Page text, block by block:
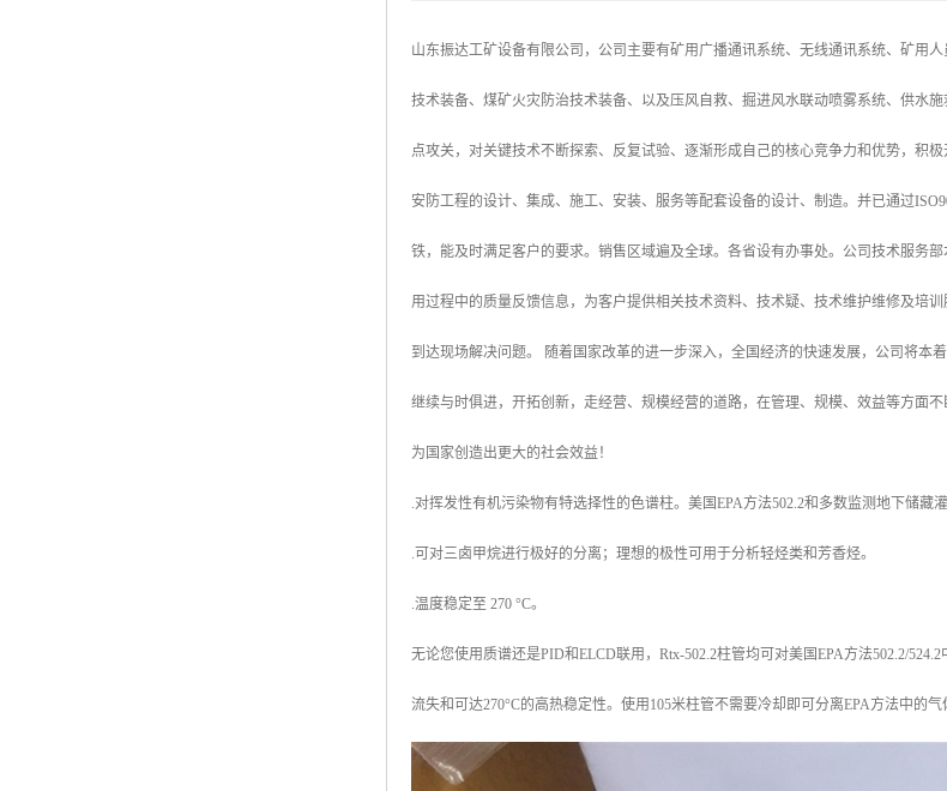
山东振达工矿设备有限公司，公司主要有矿用广播通讯系统、无线通讯系统、矿用
技术装备、煤矿火灾防治技术装备、以及压风自救、掘进风水联动喷雾系统、供水
点攻关，对关键技术不断探索、反复试验、逐渐形成自己的核心竞争力和优势，积
安防工程的设计、集成、施工、安装、服务等配套设备的设计、制造。并已通过
铁，能及时满足客户的要求。销售区域遍及全球。各省设有办事处。公司技术服务
用过程中的质量反馈信息，为客户提供相关技术资料、技术疑、技术维护维修及培
到达现场解决问题。 随着国家改革的进一步深入，全国经济的快速发展，公司将本
继续与时俱进，开拓创新，走经营、规模经营的道路，在管理、规模、效益等方面
为国家创造出更大的社会效益！
.对挥发性有机污染物有特选择性的色谱柱。美国EPA方法502.2和多数监测地下储藏
.可对三卤甲烷进行极好的分离；理想的极性可用于分析轻烃类和芳香烃。
.温度稳定至 270 °C。
无论您使用质谱还是PID和ELCD联用，Rtx-502.2柱管均可对美国EPA方法502.2/
流失和可达270°C的高热稳定性。使用105米柱管不需要冷却即可分离EPA方法中的